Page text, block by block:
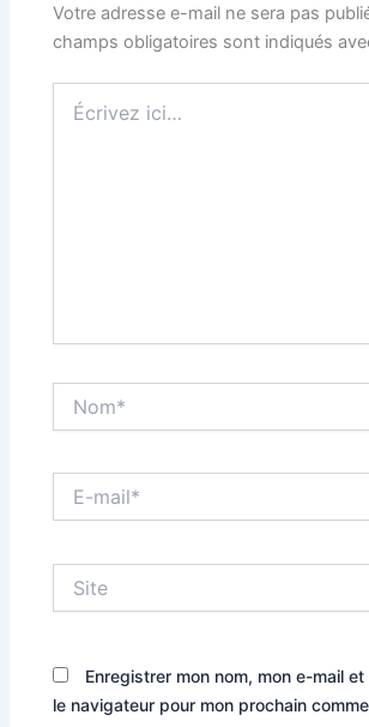
Votre adresse e-mail ne sera pas
champs obligatoires sont indiqués
ici…
mail*
Enregistrer mon nom, mon e-mail
le navigateur pour mon prochain